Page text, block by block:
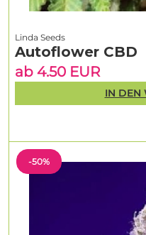
-50%
Linda Seeds
Autoflower CBD
ab 4.50 EUR
IN DEN